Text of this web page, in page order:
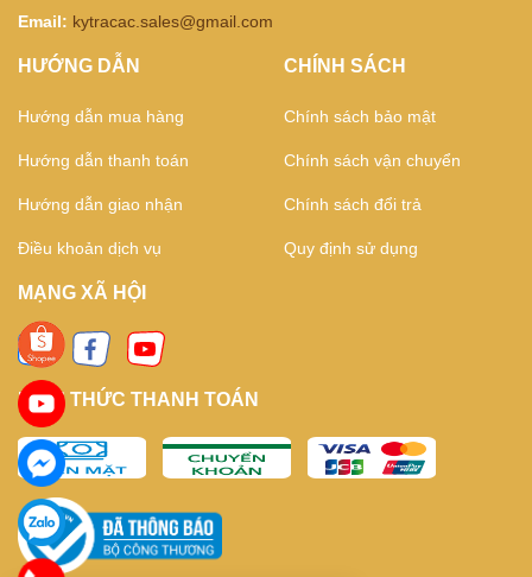
Email: kytracac.sales@gmail.com
HƯỚNG DẪN
Hướng dẫn mua hàng
Hướng dẫn thanh toán
Hướng dẫn giao nhận
Điều khoản dịch vụ
CHÍNH SÁCH
Chính sách bảo mật
Chính sách vận chuyển
Chính sách đổi trả
Quy định sử dụng
MẠNG XÃ HỘI
HÌNH THỨC THANH TOÁN